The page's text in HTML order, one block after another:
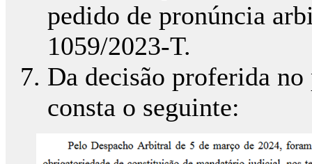
pedido de pronúncia
1059/2023-T.
Da decisão proferida no
consta o seguinte: